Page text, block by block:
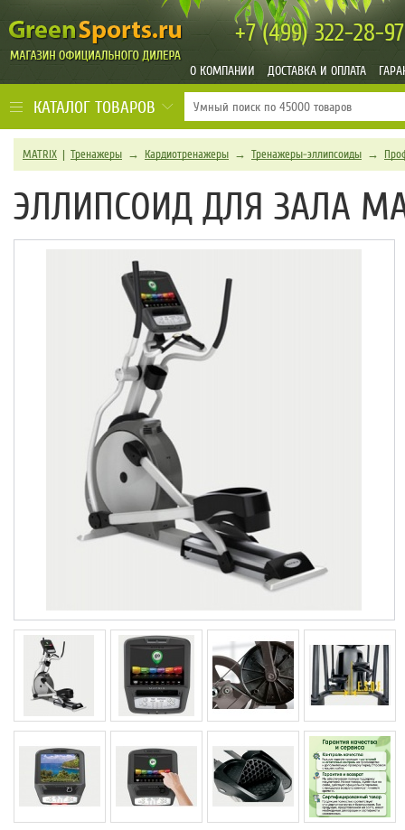
+7 (499)322-28-97
О КОМПАНИИ ДОСТАВКА И ОПЛАТА
КАТАЛОГ ТОВАРОВ
MATRIX | Тренажеры → Кардиотренажеры → Тренажеры-эллипсоиды →
ЭЛЛИПСОИД ДЛЯ ЗАЛА